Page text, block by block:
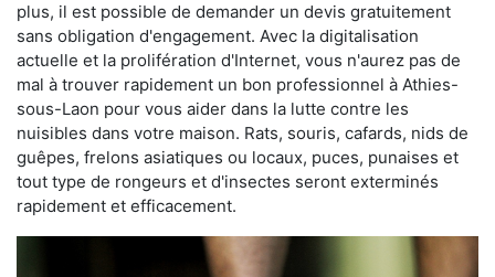
plus, il est possible de demander un devis gratuitement
sans obligation d'engagement. Avec la digitalisation
actuelle et la prolifération d'Internet, vous n'aurez pas de
mal à trouver rapidement un bon professionnel à Athies-
sous-Laon pour vous aider dans la lutte contre les
nuisibles dans votre maison. Rats, souris, cafards, nids de
guêpes, frelons asiatiques ou locaux, puces, punaises et
tout type de rongeurs et d'insectes seront exterminés
rapidement et efficacement.